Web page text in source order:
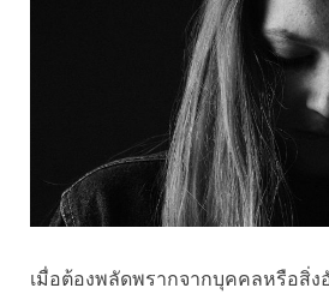
เมื่อต้องพลัดพรากจากบุคคลหรือสิ่ง